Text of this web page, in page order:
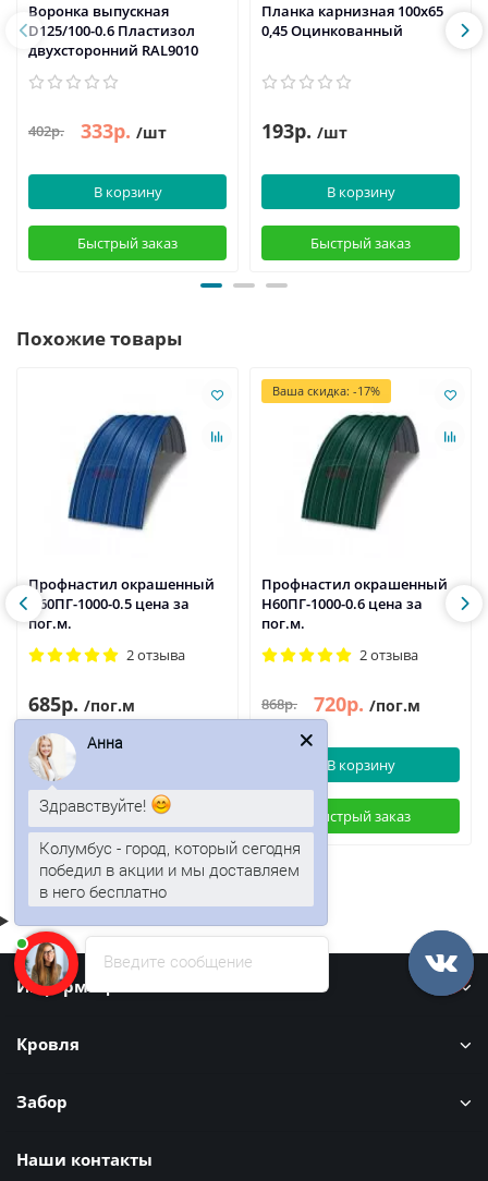
Воронка выпускная
D125/100-0.6 Пластизол
двухсторонний RAL9010
402р. 333р. /шт
В корзину
Быстрый заказ
Планка карнизная 100х65
0,45 Оцинкованный
193р. /шт
В корзину
Быстрый заказ
Похожие товары
Профнастил окрашенный
Н60ПГ-1000-0.5 цена за
пог.м.
2 отзыва
685р. /пог.м
Быстрый заказ
Ваша скидка: -17%
Профнастил окрашенный
Н60ПГ-1000-0.6 цена за
пог.м.
2 отзыва
868р. 720р. /пог.м
В корзину
Быстрый заказ
Информация
Кровля
Забор
Наши контакты
Введите сообщение
Анна
Здравствуйте!
Колумбус - город, который сегодня
победил в акции и мы доставляем
в него бесплатно